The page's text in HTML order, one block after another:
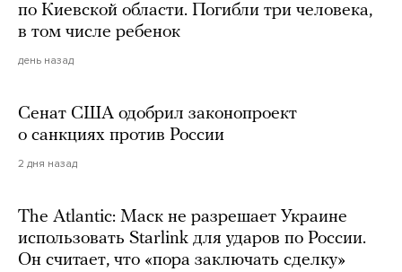
по Киевской области. Погибли три человека,
в том числе ребенок
день назад
Сенат США одобрил законопроект
о санкциях против России
2 дня назад
The Atlantic: Маск не разрешает Украине
использовать Starlink для ударов по России.
Он считает, что «пора заключать сделку»